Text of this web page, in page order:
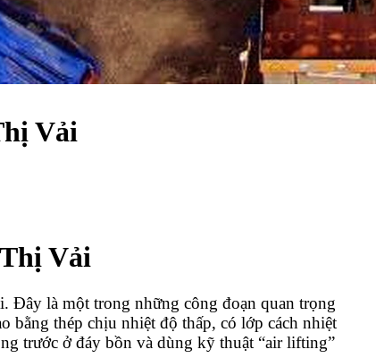
Vải
Vải
Đây là một trong những công đoạn quan trọng
bằng thép chịu nhiệt độ thấp, có lớp cách nhiệt
trước ở đáy bồn và dùng kỹ thuật “air lifting”